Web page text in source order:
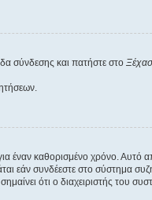
σύνδεσης και πατήστε στο
έναν καθορισμένο χρόνο. Αυτό
εάν συνδέεστε στο σύστημα
ότι ο διαχειριστής του